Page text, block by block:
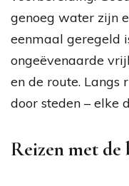
genoeg water zijn
eenmaal geregeld
ongeëvenaarde
en de route. Langs
door steden – elke
Reizen met de